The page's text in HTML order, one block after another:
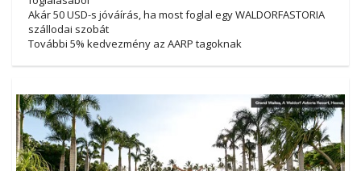
Akár 50 USD-s jóváírás, ha most foglal egy WALDORFASTORIA
szállodai szobát
További 5% kedvezmény az AARP tagoknak